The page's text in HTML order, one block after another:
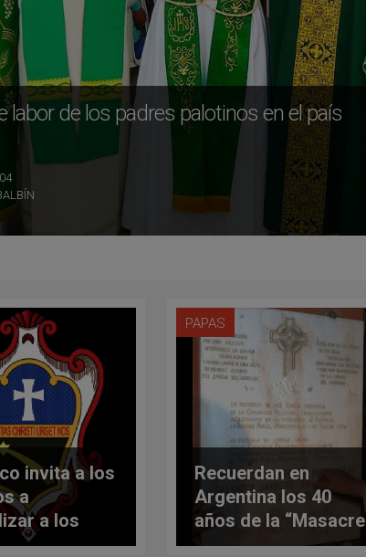
labor de los padres palotinos en el país
invita a los
a
a los
y
PAPAS
Recuerdan en
Argentina los 40
años de la “Masacre
de San Patricio”